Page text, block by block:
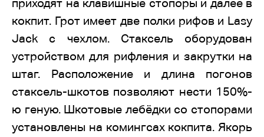
приходят на клавишные стопоры и далее в
кокпит. Грот имеет две полки рифов и Lasy
Jack с чехлом. Стаксель оборудован
устройством для рифления и закрутки на
штаг. Расположение и длина погонов
стаксель-шкотов позволяют нести 150%-
ю геную. Шкотовые лебёдки со стопорами
установлены на комингсах кокпита. Якорь